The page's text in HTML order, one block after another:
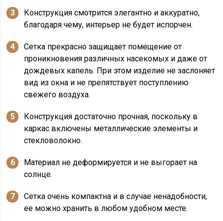
Конструкция смотрится элегантно и аккуратно,
благодаря чему, интерьер не будет испорчен.
Сетка прекрасно защищает помещение от
проникновения различных насекомых и даже от
дождевых капель. При этом изделие не заслоняет
вид из окна и не препятствует поступлению
свежего воздуха.
Конструкция достаточно прочная, поскольку в
каркас включены металлические элементы и
стекловолокно.
Материал не деформируется и не выгорает на
солнце.
Сетка очень компактна и в случае ненадобности,
ее можно хранить в любом удобном месте.